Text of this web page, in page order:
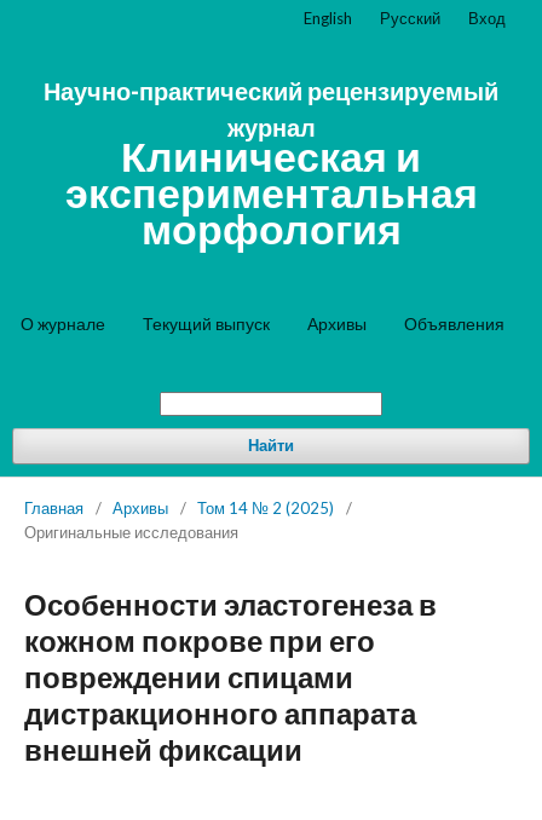
Научно-практический рецензируемый
журнал
Клиническая и
экспериментальная
морфология
О журнале Текущий выпуск Архивы Объявления
Найти
English Русский Вход
Главная / Архивы / Том 14 № 2 (2025)
/
Оригинальные исследования
Особенности эластогенеза в
кожном покрове при его
повреждении спицами
дистракционного аппарата
внешней фиксации